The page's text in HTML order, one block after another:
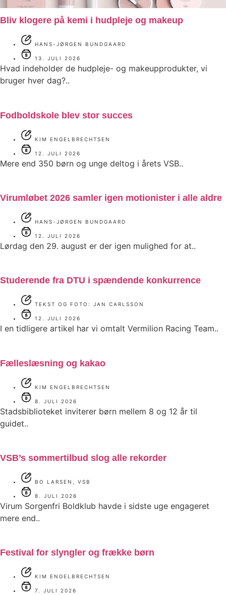
Bliv klogere på kemi i hudpleje og makeup
HANS-JØRGEN BUNDGAARD
13. JULI 2026
Hvad indeholder de hudpleje- og makeupprodukter, vi
bruger hver dag?..
Fodboldskole blev stor succes
KIM ENGELBRECHTSEN
12. JULI 2026
Mere end 350 børn og unge deltog i årets VSB..
Virumløbet 2026 samler igen motionister i alle aldre
HANS-JØRGEN BUNDGAARD
12. JULI 2026
Lørdag den 29. august er der igen mulighed for at..
Studerende fra DTU i spændende konkurrence
TEKST OG FOTO: JAN CARLSSON
12. JULI 2026
I en tidligere artikel har vi omtalt Vermilion Racing Team..
Fælleslæsning og kakao
KIM ENGELBRECHTSEN
8. JULI 2026
Stadsbiblioteket inviterer børn mellem 8 og 12 år til
guidet..
VSB’s sommertilbud slog alle rekorder
BO LARSEN, VSB
8. JULI 2026
Virum Sorgenfri Boldklub havde i sidste uge engageret
mere end..
Festival for slyngler og frække børn
KIM ENGELBRECHTSEN
7. JULI 2026